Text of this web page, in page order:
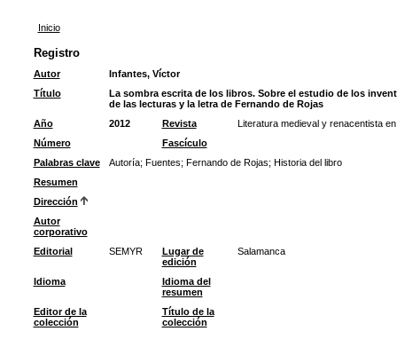
Inicio
Registro
Autor
Infantes, Víctor
Título
La sombra escrita de los libros. Sobre el estudio de los
de las lecturas y la letra de Fernando de Rojas
Año
2012 Revista
Literatura medieval y renacentista
Número
Fascículo
Palabras clave
Autoría; Fuentes; Fernando de Rojas; Historia del libro
Resumen
Dirección
Autor
corporativo
Editorial
SEMYR
Lugar de
edición
Salamanca
Idioma
Idioma del
resumen
Editor de la
colección
Título de la
colección